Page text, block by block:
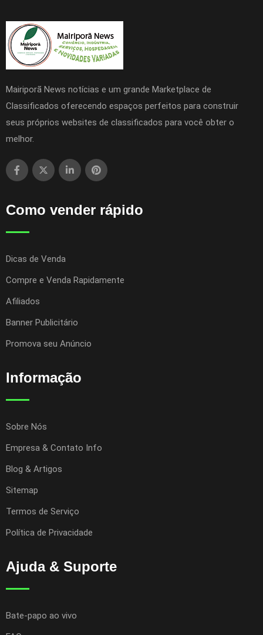
Mairiporã News notícias e um grande Marketplace de
Classificados oferecendo espaços perfeitos para construir
seus próprios websites de classificados para você obter o
melhor.
Como vender rápido
Dicas de Venda
Compre e Venda Rapidamente
Afiliados
Banner Publicitário
Promova seu Anúncio
Informação
Sobre Nós
Empresa & Contato Info
Blog & Artigos
Sitemap
Termos de Serviço
Política de Privacidade
Ajuda & Suporte
Bate-papo ao vivo